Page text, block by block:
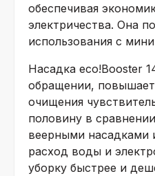
обеспечивая
электричества. Она
использования с
Наcадка eco!Booster
обращении,
очищения
половину в
веерными насадками
расход воды и
уборку быстрее и